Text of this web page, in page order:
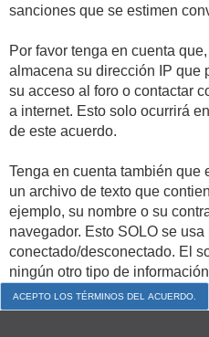
sanciones que se estimen
Por favor tenga en cuenta
almacena su dirección IP que
su acceso al foro o contactar
a internet. Esto solo ocurrirá
de este acuerdo.
Tenga en cuenta también que
un archivo de texto que
ejemplo, su nombre o su
navegador. Esto SOLO se
conectado/desconectado. El
ningún otro tipo de